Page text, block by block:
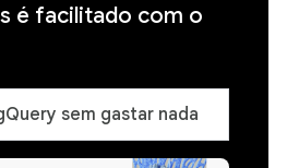
é facilitado com o
sem gastar nada